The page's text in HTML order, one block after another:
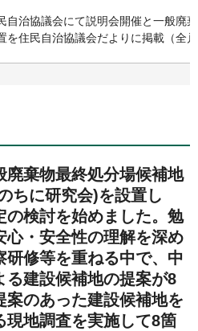
自治協議会にて説明会開催と一般廃
を住民自治協議会だよりに掲載（全
廃棄物最終処分場候補地
ちに研究会)を設置し
の検討を始めました。勉
心・安全性の理解を深め
研修等を重ねる中で、中
る建設候補地の提案が8
案のあった建設候補地を
現地調査を実施して8箇